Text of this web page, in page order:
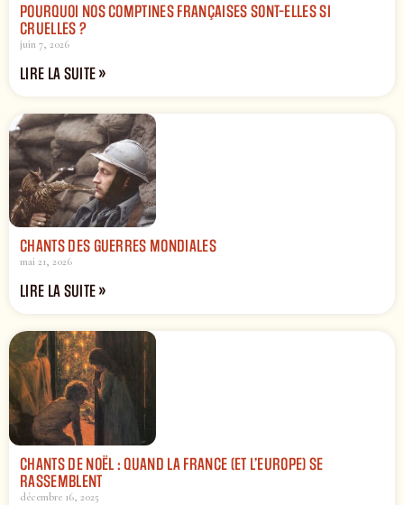
POURQUOI NOS COMPTINES FRANÇAISES SONT-ELLES SI
CRUELLES ?
juin 7, 2026
LIRE LA SUITE »
CHANTS DES GUERRES MONDIALES
mai 21, 2026
LIRE LA SUITE »
CHANTS DE NOËL : QUAND LA FRANCE (ET L’EUROPE) SE
RASSEMBLENT
décembre 16, 2025